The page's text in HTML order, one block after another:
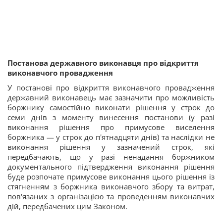
Постанова державного виконавця про відкриття
виконавчого провадження
У постанові про відкриття виконавчого провадження
державний виконавець має зазначити про можливість
боржнику самостійно виконати рішення у строк до
семи днів з моменту винесення постанови (у разі
виконання рішення про примусове виселення
боржника — у строк до п'ятнадцяти днів) та наслідки не
виконання рішення у зазначений строк, які
передбачають, що у разі ненадання боржником
документального підтвердження виконання рішення
буде розпочате примусове виконання цього рішення із
стягненням з боржника виконавчого збору та витрат,
пов'язаних з організацією та проведенням виконавчих
дій, передбачених цим Законом.